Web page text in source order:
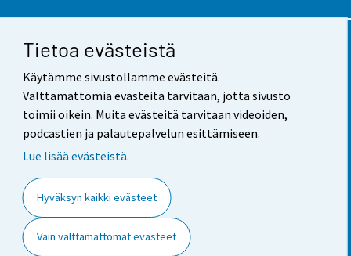
Tietoa evästeistä
Käytämme sivustollamme evästeitä.
Välttämättömiä evästeitä tarvitaan, jotta sivusto
toimii oikein. Muita evästeitä tarvitaan videoiden,
podcastien ja palautepalvelun esittämiseen.
Lue lisää evästeistä.
Hyväksyn kaikki evästeet
Vain välttämättömät evästeet
Yhteystiedot
Palaute
Käyttöehdot
Saavutettavuus
Tietoa sivustosta
Evästeasetukset